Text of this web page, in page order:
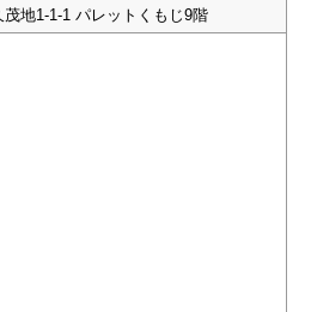
地1-1-1 パレットくもじ9階